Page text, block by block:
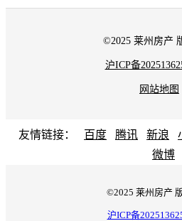
©2025 莱州房产
沪ICP备
网站地图
友情链接： 百度 腾讯 新浪
微博
©2025 莱州房产
沪ICP备